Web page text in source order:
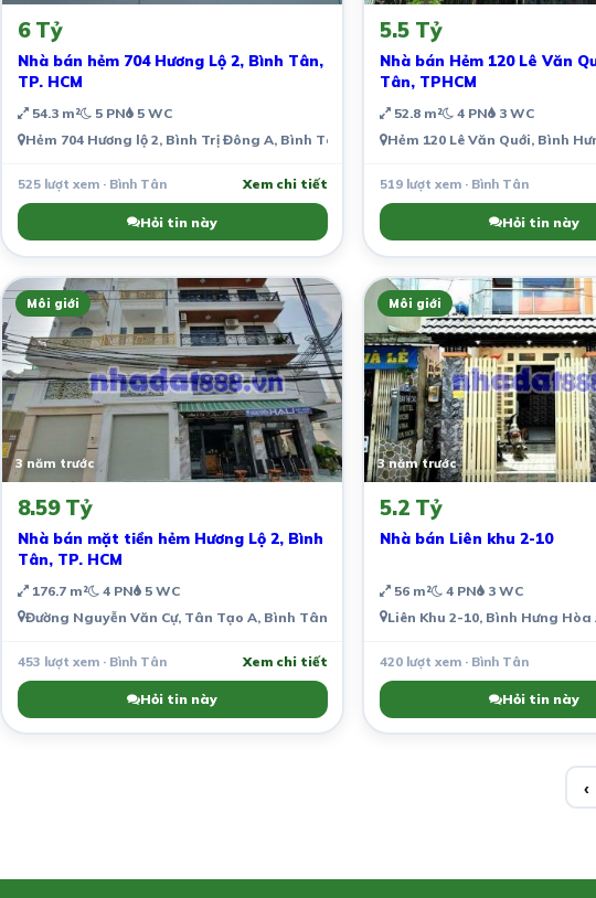
6 Tỷ
Nhà bán hẻm 704 Hương Lộ 2, Bình Tân,
TP. HCM
54.3 m² 5 PN 5 WC
Hẻm 704 Hương lộ 2, Bình Trị Đông A, Bình Tân, Thành phố Hồ Chí Minh, Việt Nam
525 lượt xem · Bình Tân Xem chi tiết
Hỏi tin này
5.5 Tỷ
Nhà bán Hẻm 120 Lê Văn
Tân, TPHCM
52.8 m² 4 PN 3 WC
Hẻm 120 Lê Văn Quới, Bình
519 lượt xem · Bình Tân
Hỏi tin này
Môi giới
3 năm trước
8.59 Tỷ
Nhà bán mặt tiền hẻm Hương Lộ 2, Bình
Tân, TP. HCM
176.7 m² 4 PN 5 WC
Đường Nguyễn Văn Cự, Tân Tạo A, Bình Tân, Thành phố Hồ Chí Minh, Việt Nam
453 lượt xem · Bình Tân Xem chi tiết
Hỏi tin này
Môi giới
3 năm trước
5.2 Tỷ
Nhà bán Liên khu 2-10
56 m² 4 PN 3 WC
Liên Khu 2-10, Bình Hưng
420 lượt xem · Bình Tân
Hỏi tin này
‹